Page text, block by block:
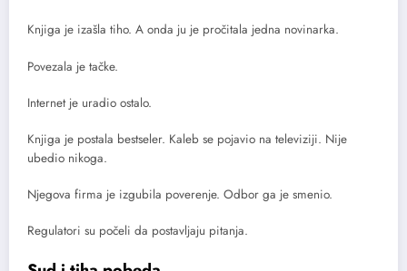
Knjiga je izašla tiho. A onda ju je pročitala jedna novinarka.
Povezala je tačke.
Internet je uradio ostalo.
Knjiga je postala bestseler. Kaleb se pojavio na televiziji. Nije
ubedio nikoga.
Njegova firma je izgubila poverenje. Odbor ga je smenio.
Regulatori su počeli da postavljaju pitanja.